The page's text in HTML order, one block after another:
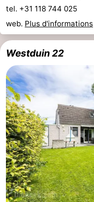
tel. +31 118 744 025
web. Plus d'informations
Westduin 22